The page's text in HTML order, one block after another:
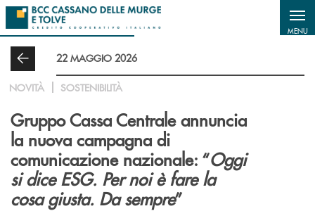
Salta al contenuto principale
MENU
22 MAGGIO 2026
NOVITÀ SOSTENIBILITÀ
Gruppo Cassa Centrale annuncia
la nuova campagna di
comunicazione nazionale: “Oggi
si dice ESG. Per noi è fare la
cosa giusta. Da sempre”